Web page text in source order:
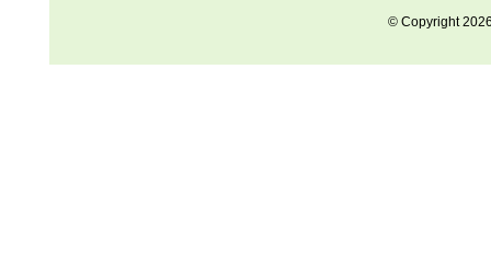
© Copyright